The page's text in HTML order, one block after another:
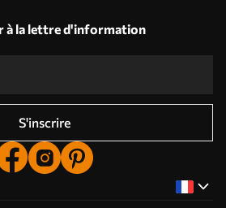
à la lettre d'information
S'inscrire